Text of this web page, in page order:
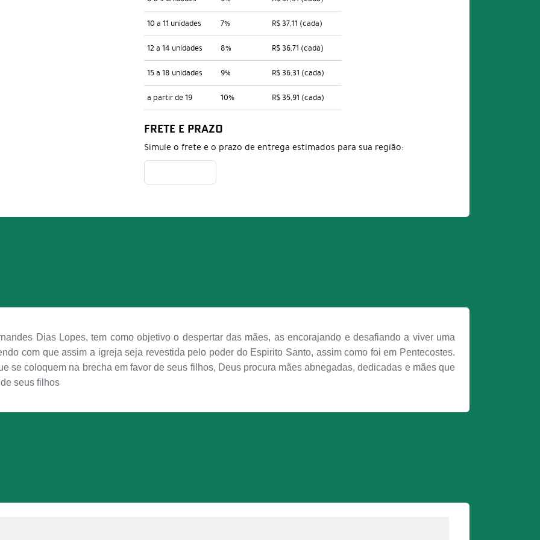
10 a 11 unidades 7% R$ 37,11 (cada)
12 a 14 unidades 8% R$ 36,71 (cada)
15 a 18 unidades 9% R$ 36,31 (cada)
a partir de 19 10% R$ 35,91 (cada)
FRETE E PRAZO
Simule o frete e o prazo de entrega estimados para sua região:
Dias Lopes, tem como objetivo o despertar das mães, as encorajando e desafiando a viver uma
com que assim a igreja seja revestida pelo poder do Espirito Santo, assim como foi em Pentecostes.
se coloquem na brecha em favor de seus filhos, Deus procura mães abnegadas, dedicadas e mães que
seus filhos